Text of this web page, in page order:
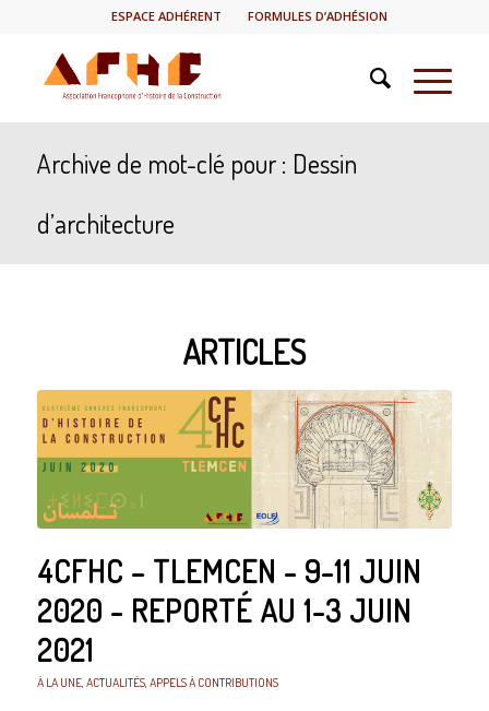
ESPACE ADHÉRENT FORMULES D’ADHÉSION
Archive de mot-clé pour : Dessin
d’architecture
ARTICLES
4CFHC – TLEMCEN - 9-11 JUIN
2020 - REPORTÉ AU 1-3 JUIN
2021
À LA UNE, ACTUALITÉS, APPELS À CONTRIBUTIONS